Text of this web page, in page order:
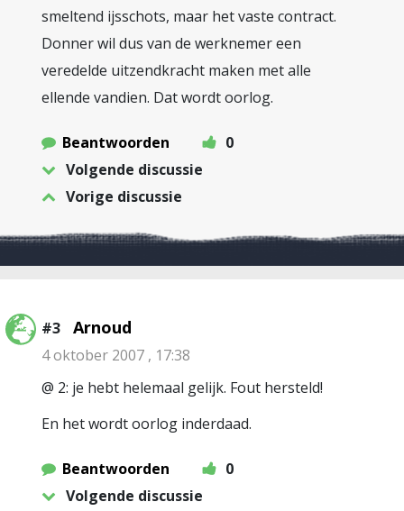
smeltend ijsschots, maar het vaste contract.
Donner wil dus van de werknemer een
veredelde uitzendkracht maken met alle
ellende vandien. Dat wordt oorlog.
Beantwoorden
0
Volgende discussie
Vorige discussie
#3 Arnoud
4 oktober 2007 , 17:38
@ 2: je hebt helemaal gelijk. Fout hersteld!
En het wordt oorlog inderdaad.
Beantwoorden
0
Volgende discussie